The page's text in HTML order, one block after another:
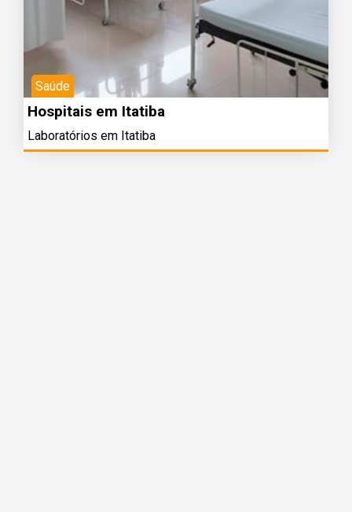
Saúde
Hospitais em Itatiba
Laboratórios em Itatiba